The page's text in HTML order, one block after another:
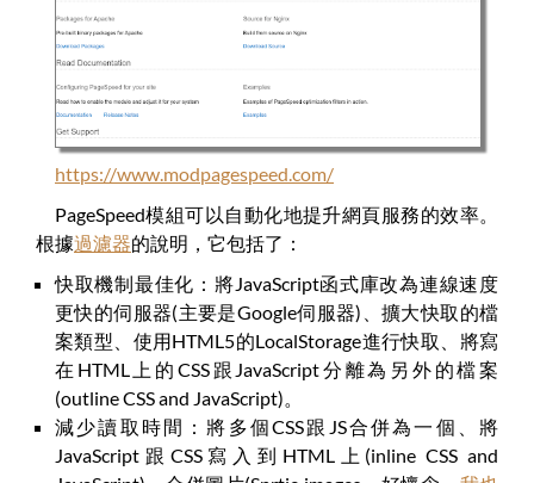
https://www.modpagespeed.com/
PageSpeed模組可以自動化地提升網頁服務的效率。
根據過濾器的說明，它包括了：
快取機制最佳化：將JavaScript函式庫改為連線速度
更快的伺服器(主要是Google伺服器)、擴大快取的檔
案類型、使用HTML5的LocalStorage進行快取、將寫
在HTML上的CSS跟JavaScript分離為另外的檔案
(outline CSS and JavaScript)。
減少讀取時間：將多個CSS跟JS合併為一個、將
JavaScript跟CSS寫入到HTML上(inline CSS and